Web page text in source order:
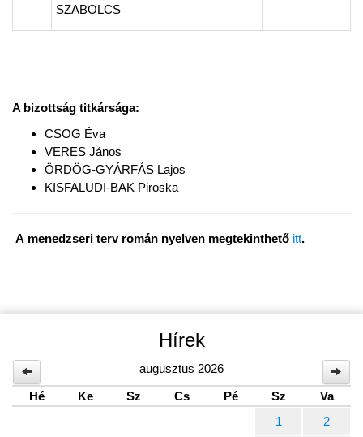
SZABOLCS
A bizottság titkársága:
CSOG Éva
VERES János
ÖRDÖG-GYÁRFÁS Lajos
KISFALUDI-BAK Piroska
A menedzseri terv román nyelven megtekinthető itt.
Hírek
augusztus 2026
Hé
Ke Sz Cs Pé Sz
Va
1
2